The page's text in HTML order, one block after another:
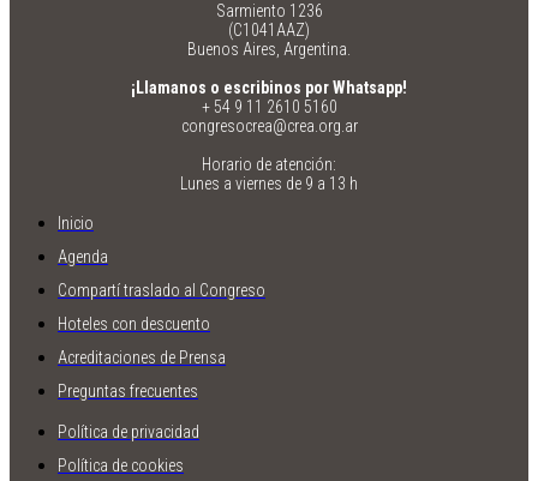
Sarmiento 1236
(C1041AAZ)
Buenos Aires, Argentina.
¡Llamanos o escribinos por Whatsapp!
+ 54 9 11 2610 5160
congresocrea@crea.org.ar
Horario de atención:
Lunes a viernes de 9 a 13 h
Inicio
Agenda
Compartí traslado al Congreso
Hoteles con descuento
Acreditaciones de Prensa
Preguntas frecuentes
Política de privacidad
Política de cookies